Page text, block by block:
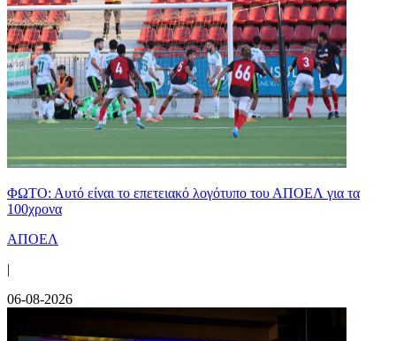
ΦΩΤΟ: Αυτό είναι το επετειακό λογότυπο του ΑΠΟΕΛ για τα
100χρονα
ΑΠΟΕΛ
|
06-08-2026